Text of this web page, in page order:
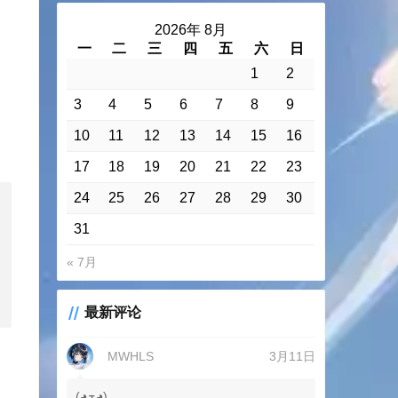
2026年 8月
一
二 三 四 五 六
日
1
2
3 4 5 6 7 8 9
10 11 12 13 14 15 16
17 18 19 20 21 22 23
24 25 26 27 28 29 30
31
« 7月
最新评论
MWHLS 3月11日